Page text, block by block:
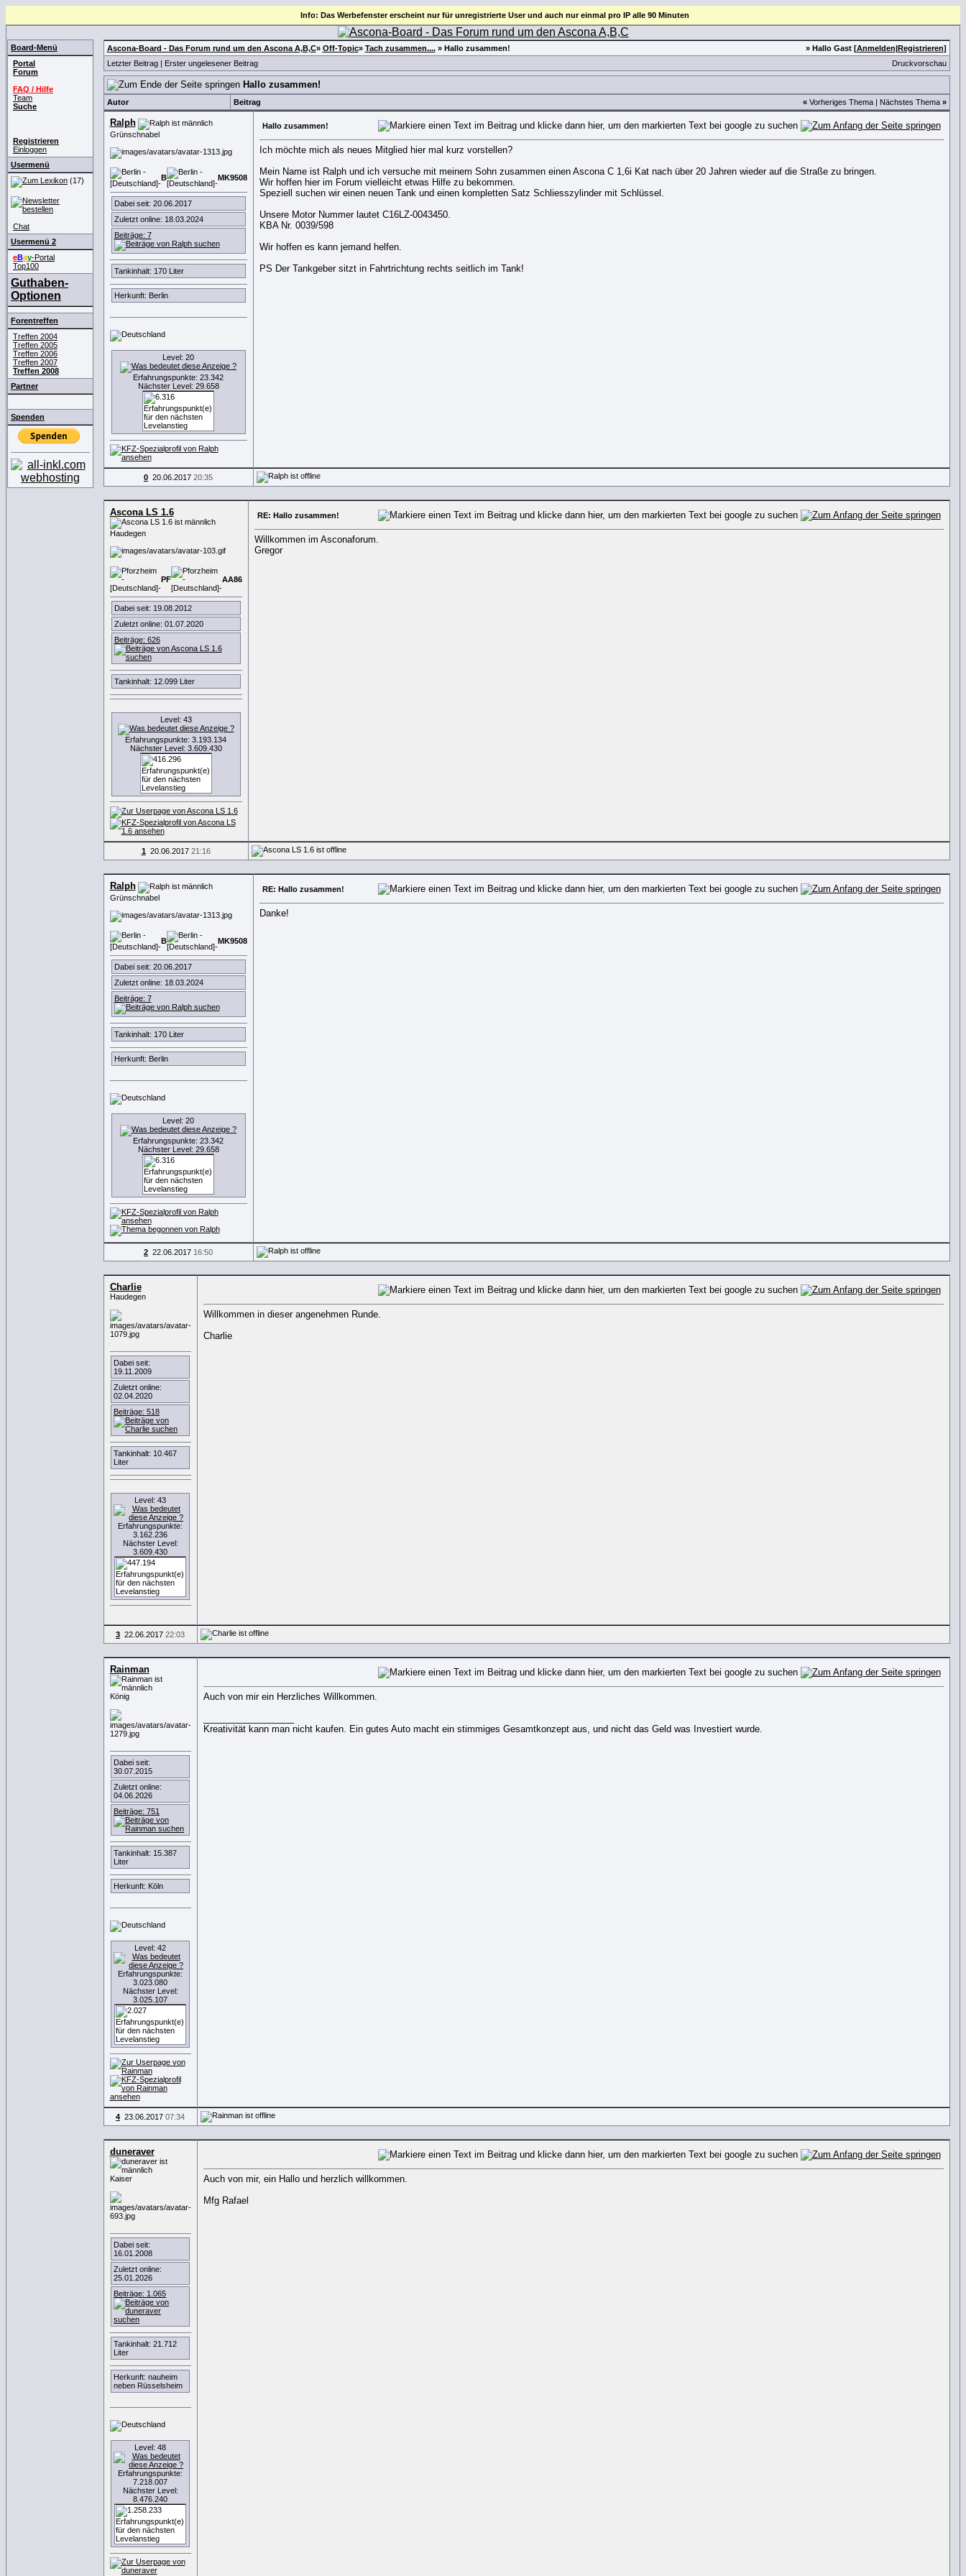
Info: Das Werbefenster erscheint nur für unregistrierte User und auch nur einmal pro IP alle 90 Minuten
Board-Menü
Portal
Forum
FAQ / Hilfe
Team
Suche
Registrieren
Einloggen
Usermenü
(17)
Chat
Usermenü 2
eBay-Portal
Top100
Guthaben-
Optionen
Forentreffen
Treffen 2004
Treffen 2005
Treffen 2006
Treffen 2007
Treffen 2008
Partner
Spenden
Ascona-Board - Das Forum rund um den Ascona A,B,C» Off-Topic» Tach zusammen....» Hallo zusammen! » Hallo Gast [Anmelden Registrieren]
Letzter Beitrag| Erster ungelesener Beitrag Druckvorschau
Hallo zusammen!
Autor Beitrag « Vorheriges Thema| Nächstes Thema »
Ralph
Grünschnabel
B MK9508
Dabei seit: 20.06.2017
Zuletzt online: 18.03.2024
Beiträge: 7
Tankinhalt: 170 Liter
Herkunft: Berlin
Level: 20
Erfahrungspunkte: 23.342
Nächster Level: 29.658
Hallo zusammen!
Ich möchte mich als neues Mitglied hier mal kurz vorstellen?
Mein Name ist Ralph und ich versuche mit meinem Sohn zusammen einen Ascona C 1,6i Kat nach über 20 Jahren wieder auf die Straße zu bringen.
Wir hoffen hier im Forum vielleicht etwas Hilfe zu bekommen.
Speziell suchen wir einen neuen Tank und einen kompletten Satz Schliesszylinder mit Schlüssel.
Unsere Motor Nummer lautet C16LZ-0043450.
KBA Nr. 0039/598
Wir hoffen es kann jemand helfen.
PS Der Tankgeber sitzt in Fahrtrichtung rechts seitlich im Tank!
0 20.06.2017 20:35
Ascona LS 1.6
Haudegen
PF AA86
Dabei seit: 19.08.2012
Zuletzt online: 01.07.2020
Beiträge: 626
Tankinhalt: 12.099 Liter
Level: 43
Erfahrungspunkte: 3.193.134
Nächster Level: 3.609.430
RE: Hallo zusammen!
Willkommen im Asconaforum.
Gregor
1 20.06.2017 21:16
Ralph
Grünschnabel
B MK9508
Dabei seit: 20.06.2017
Zuletzt online: 18.03.2024
Beiträge: 7
Tankinhalt: 170 Liter
Herkunft: Berlin
Level: 20
Erfahrungspunkte: 23.342
Nächster Level: 29.658
RE: Hallo zusammen!
Danke!
2 22.06.2017 16:50
Charlie
Haudegen
Dabei seit:
19.11.2009
Zuletzt online:
02.04.2020
Beiträge: 518
Tankinhalt: 10.467
Liter
Level: 43
Erfahrungspunkte:
3.162.236
Nächster Level:
3.609.430
Willkommen in dieser angenehmen Runde.
Charlie
3 22.06.2017 22:03
Rainman
König
Dabei seit:
30.07.2015
Zuletzt online:
04.06.2026
Beiträge: 751
Tankinhalt: 15.387
Liter
Herkunft: Köln
Level: 42
Erfahrungspunkte:
3.023.080
Nächster Level:
3.025.107
Auch von mir ein Herzliches Willkommen.
Kreativität kann man nicht kaufen. Ein gutes Auto macht ein stimmiges Gesamtkonzept aus, und nicht das Geld was Investiert wurde.
4 23.06.2017 07:34
duneraver
Kaiser
Dabei seit:
16.01.2008
Zuletzt online:
25.01.2026
Beiträge: 1.065
Tankinhalt: 21.712
Liter
Herkunft: nauheim
neben Rüsselsheim
Level: 48
Erfahrungspunkte:
7.218.007
Nächster Level:
8.476.240
Auch von mir, ein Hallo und herzlich willkommen.
Mfg Rafael